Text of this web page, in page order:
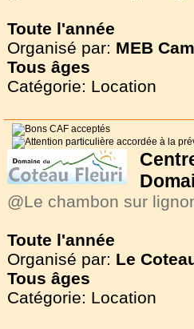
Toute l'année
Organisé par: MEB
Tous âges
Catégorie: Location
@Le chambon sur
Toute l'année
Organisé par: Le
Tous âges
Catégorie: Location